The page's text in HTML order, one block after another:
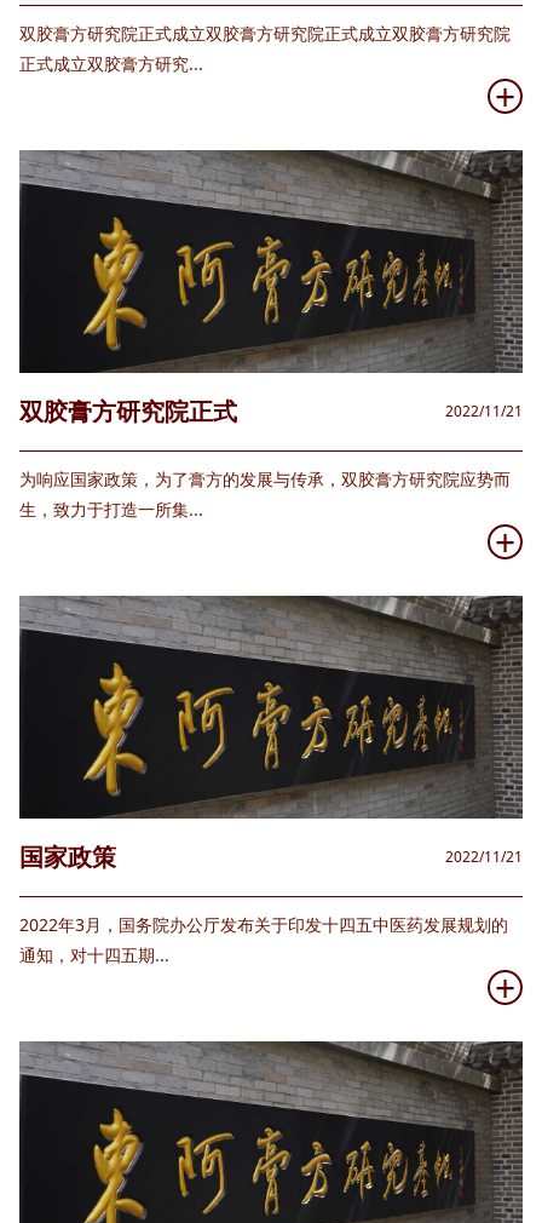
双胶膏方研究院正式成立双胶膏方研究院正式成立双胶膏方研究院
正式成立双胶膏方研究...
+
双胶膏方研究院正式 2022/11/21
为响应国家政策，为了膏方的发展与传承，双胶膏方研究院应势而
生，致力于打造一所集...
+
国家政策 2022/11/21
2022年3月，国务院办公厅发布关于印发十四五中医药发展规划的
通知，对十四五期...
+